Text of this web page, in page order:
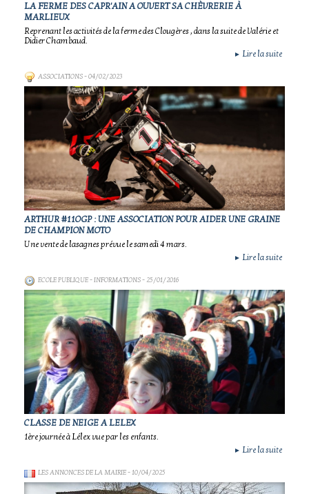
LA FERME DES CAPR'AIN A OUVERT SA CHÈVRERIE À
MARLIEUX
Reprenant les activités de la ferme des Clougères , dans la suite de Valérie et
Didier Chambaud.
► Lire la suite
ASSOCIATIONS- 04/02/2023
ARTHUR #11OGP : UNE ASSOCIATION POUR AIDER UNE GRAINE
DE CHAMPION MOTO
Une vente de lasagnes prévue le samedi 4 mars.
► Lire la suite
ECOLE PUBLIQUE - INFORMATIONS- 25/01/2016
CLASSE DE NEIGE A LELEX
1ère journée à Lélex vue par les enfants.
► Lire la suite
LES ANNONCES DE LA MAIRIE- 10/04/2025